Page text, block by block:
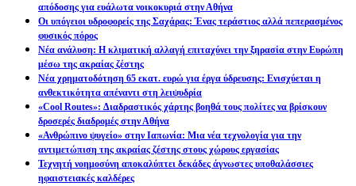
απόδοσης για ευάλωτα νοικοκυριά στην Αθήνα
Οι υπόγειοι υδροφορείς της Σαχάρας: Ένας τεράστιος αλλά πεπερασμένος
φυσικός πόρος
Νέα ανάλυση: Η κλιματική αλλαγή επιταχύνει την ξηρασία στην Ευρώπη
μέσω της ακραίας ζέστης
Νέα χρηματοδότηση 65 εκατ. ευρώ για έργα ύδρευσης: Ενισχύεται η
ανθεκτικότητα απέναντι στη λειψυδρία
«Cool Routes»: Διαδραστικός χάρτης βοηθά τους πολίτες να βρίσκουν
δροσερές διαδρομές στην Αθήνα
«Ανθρώπινο ψυγείο» στην Ιαπωνία: Μια νέα τεχνολογία για την
αντιμετώπιση της ακραίας ζέστης στους χώρους εργασίας
Τεχνητή νοημοσύνη αποκαλύπτει δεκάδες άγνωστες υποθαλάσσιες
ηφαιστειακές καλδέρες